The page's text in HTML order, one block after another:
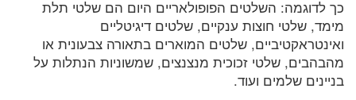
כך לדוגמה: השלטים הפופולאריים היום הם שלטי תלת
מימד, שלטי חוצות ענקיים, שלטים דיגיטליים
ואינטראקטיביים, שלטים המוארים בתאורה צבעונית או
מהבהבים, שלטי זכוכית מנצנצים, שמשוניות הנתלות על
בניינים שלמים ועוד.